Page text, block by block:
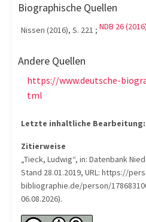
Biographische Quellen
Nissen (2016), S. 221 ; NDB 26
Andere Quellen
https://www.deutsche-
tml
Letzte inhaltliche Bearbeitung:
Zitierweise
„Tieck, Ludwig“, in: Datenbank
Stand 28.01.2019, URL: https://
bibliographie.de/person/
06.08.2026).